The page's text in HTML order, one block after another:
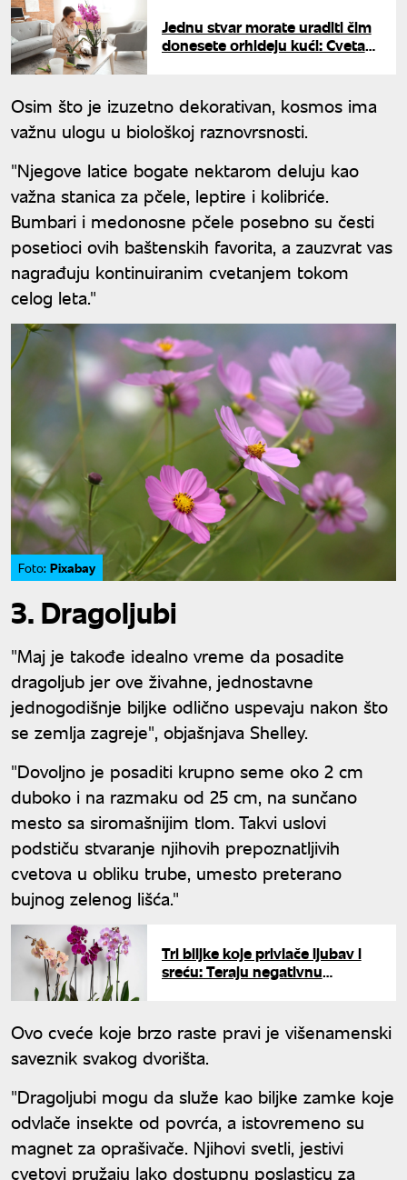
Jednu stvar morate uraditi čim
donesete orhideju kući: Cvetaće
Osim što je izuzetno dekorativan, kosmos ima
važnu ulogu u biološkoj raznovrsnosti.
"Njegove latice bogate nektarom deluju kao
važna stanica za pčele, leptire i kolibriće.
Bumbari i medonosne pčele posebno su česti
posetioci ovih baštenskih favorita, a zauzvrat vas
nagrađuju kontinuiranim cvetanjem tokom
celog leta."
Foto: Pixabay
3. Dragoljubi
"Maj je takođe idealno vreme da posadite
dragoljub jer ove živahne, jednostavne
jednogodišnje biljke odlično uspevaju nakon što
se zemlja zagreje", objašnjava Shelley.
"Dovoljno je posaditi krupno seme oko 2 cm
duboko i na razmaku od 25 cm, na sunčano
mesto sa siromašnijim tlom. Takvi uslovi
podstiču stvaranje njihovih prepoznatljivih
cvetova u obliku trube, umesto preterano
bujnog zelenog lišća."
Tri biljke koje privlače ljubav i
sreću: Teraju negativnu
Ovo cveće koje brzo raste pravi je višenamenski
saveznik svakog dvorišta.
"Dragoljubi mogu da služe kao biljke zamke koje
odvlače insekte od povrća, a istovremeno su
magnet za oprašivače. Njihovi svetli, jestivi
cvetovi pružaju lako dostupnu poslasticu za